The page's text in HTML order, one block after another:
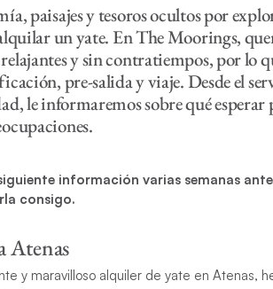
paisajes y tesoros ocultos por
un yate. En The Moorings,
relajantes y sin contratiempos, por lo
pre-salida y viaje. Desde el
le informaremos sobre qué esperar
información varias semanas
consigo.
Atenas
y maravilloso alquiler de yate en Atenas,